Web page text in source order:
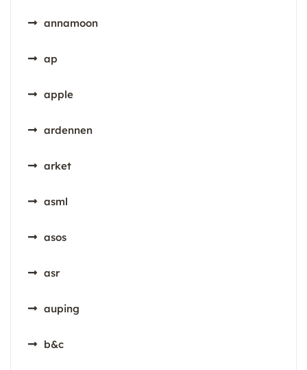
annamoon
ap
apple
ardennen
arket
asml
asos
asr
auping
b&c